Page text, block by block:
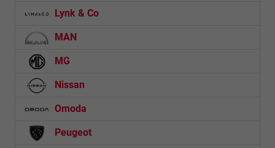
Lynk & Co
MAN
MG
Nissan
Omoda
Peugeot